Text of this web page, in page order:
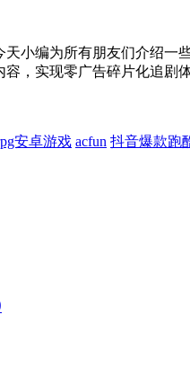
小编为所有朋友们介绍一
，实现零广告碎片化追剧
安卓游戏 acfun 抖音爆款跑